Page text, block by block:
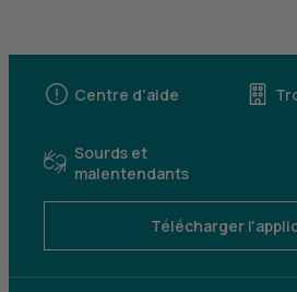
Centre d'aide
Sourds et
malentendants
Télécharger